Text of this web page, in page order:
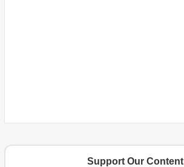
Support Our Content